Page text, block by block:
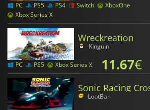
PC PS5 PS4 Switch
XboxOne
Xbox Series X
Wreckreation
Kinguin
PC PS5 Xbox Series X 11.67€
LootBar